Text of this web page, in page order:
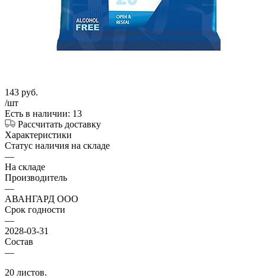
143 руб.
/шт
Есть в наличии: 13
Рассчитать доставку
Характеристики
Статус наличия на складе
—
На складе
Производитель
—
АВАНГАРД ООО
Срок годности
—
2028-03-31
Состав
—
20 листов.